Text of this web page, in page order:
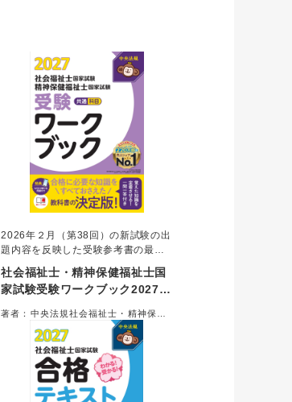
2026年２月（第38回）の新試験の出
題内容を反映した受験参考書の最新
版！
社会福祉士・精神保健福祉士国
家試験受験ワークブック2027
著者：中央法規社会福祉士・精神保健
福祉士受験対策研究会＝編集